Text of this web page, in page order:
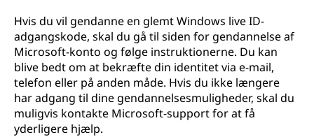
Hvis du vil gendanne en glemt Windows live ID-
adgangskode, skal du gå til siden for gendannelse af
Microsoft-konto og følge instruktionerne. Du kan
blive bedt om at bekræfte din identitet via e-mail,
telefon eller på anden måde. Hvis du ikke længere
har adgang til dine gendannelsesmuligheder, skal du
muligvis kontakte Microsoft-support for at få
yderligere hjælp.